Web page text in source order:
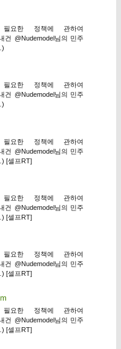
필요한 정책에 관하여
건 @Nudemodel님의 민주
요한 정책에 관하여
건 @Nudemodel님의 민주
필요한 정책에 관하여
건 @Nudemodel님의 민주
[셀프RT]
필요한 정책에 관하여
건 @Nudemodel님의 민주
[셀프RT]
필요한 정책에 관하여
건 @Nudemodel님의 민주
[셀프RT]
요한 정책에 관하여
건 @Nudemodel님의 민주
[셀프RT]